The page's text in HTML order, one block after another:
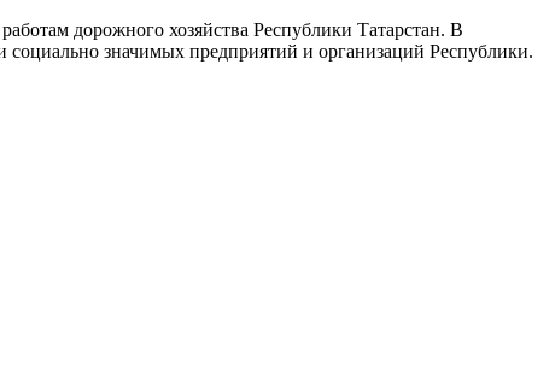
дорожного хозяйства Республики Татарстан. В
значимых предприятий и организаций Республики.